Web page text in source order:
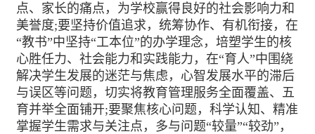
点、家长的痛点，为学校赢得良好的社会影响力和
美誉度;要坚持价值追求，统筹协作、有机衔接，在
“教书”中坚持“工本位”的办学理念，培塑学生的核
心胜任力、社会能力和实践能力，在“育人”中围绕
解决学生发展的迷茫与焦虑，心智发展水平的滞后
与误区等问题，切实将教育管理服务全面覆盖、五
育并举全面铺开;要聚焦核心问题，科学认知、精准
掌握学生需求与关注点，多与问题“较量”“较劲”，